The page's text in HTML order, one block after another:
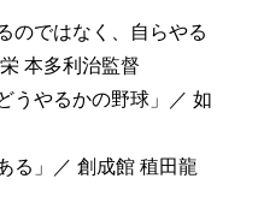
のではなく、自らやる
本多利治監督
うやるかの野球」／ 如
る」／ 創成館 稙田龍